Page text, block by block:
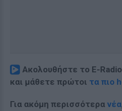
Ακολουθήστε το E-
και μάθετε πρώτοι τα πιο
Για ακόμη περισσότερα νέα